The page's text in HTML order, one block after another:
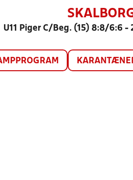
U11 Piger C/Beg. (15) 8:8/6:6 -